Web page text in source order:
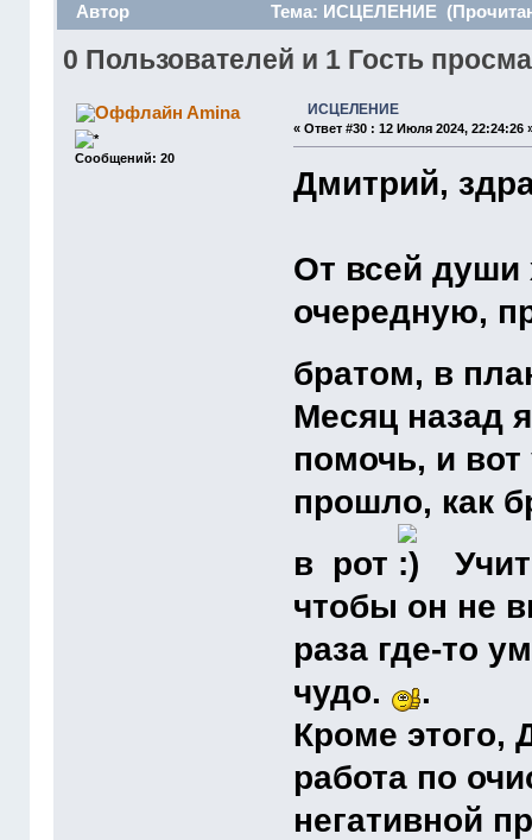
Автор Тема: ИСЦЕЛЕНИЕ
0 Пользователей и 1 Гость
Amina
Сообщений: 20
ИСЦЕЛЕНИЕ
«Ответ #30 : 12 Июля 2024, 22:24:26
Дмитрий,
От всей души
очередную,
братом, в
Месяц назад
помочь, и
прошло, как
в рот
чтобы он не
раза где-то
чудо.
.
Кроме этого,
работа по
негативной